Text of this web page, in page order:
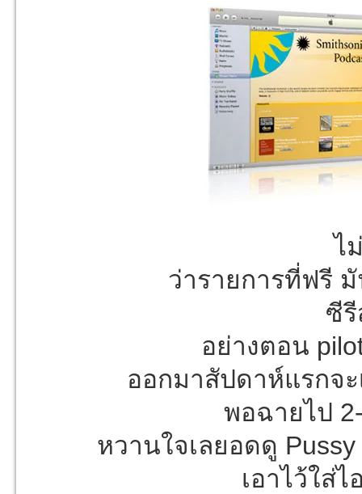
ไ
ว่ารายการที่ฟรี
ซี
อย่างตอน
ออกมาสัปดาห์แรกจ
พอฉายไป
หวานใจเลยอดดู
เอาไว้ใส่